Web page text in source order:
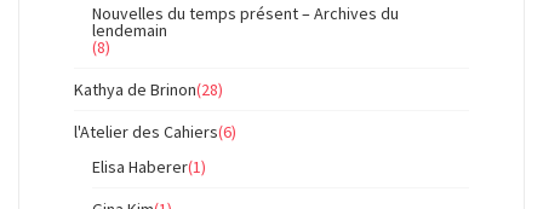
Nouvelles du temps présent – Archives du
lendemain
(8)
Kathya de Brinon(28)
l'Atelier des Cahiers(6)
Elisa Haberer(1)